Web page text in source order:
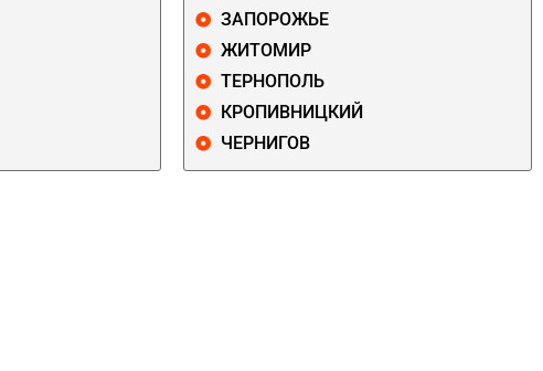
ЗАПОРОЖЬЕ
ЖИТОМИР
ТЕРНОПОЛЬ
КРОПИВНИЦКИЙ
ЧЕРНИГОВ